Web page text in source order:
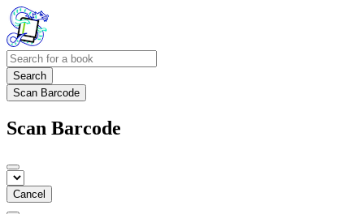
Search
Scan Barcode
Scan Barcode
Cancel